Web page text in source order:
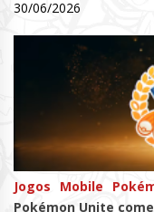
30/06/2026
Jogos Mobile
Pokémon Unite